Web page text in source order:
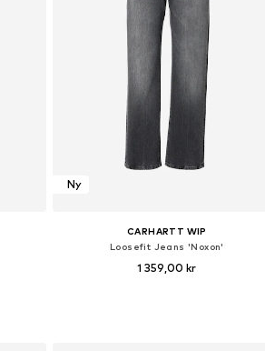
Ny
CARHARTT WIP
Loosefit Jeans 'Noxon'
1 359,00 kr